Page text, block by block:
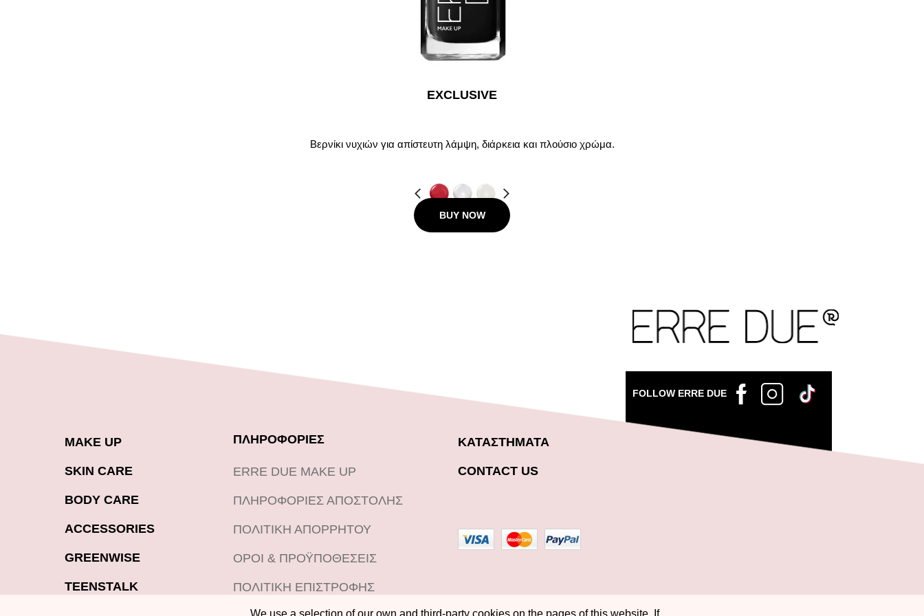
EXCLUSIVE
Βερνίκι νυχιών για απίστευτη λάμψη, διάρκεια και πλούσιο χρώμα.
Προηγούμενο Next
BUY NOW
FOLLOW ERRE DUE
MAKE UP
SKIN CARE
BODY CARE
ACCESSORIES
GREENWISE
TEENSTALK
ΠΛΗΡΟΦΟΡΙΕΣ
ERRE DUE MAKE UP
ΠΛΗΡΟΦΟΡΙΕΣ ΑΠΟΣΤΟΛΗΣ
ΠΟΛΙΤΙΚΗ ΑΠΟΡΡΗΤΟΥ
ΟΡΟΙ & ΠΡΟΫΠΟΘΕΣΕΙΣ
ΠΟΛΙΤΙΚΗ ΕΠΙΣΤΡΟΦΗΣ
ΠΡΟΪΟΝΤΩΝ
ΚΑΤΑΣΤΗΜΑΤΑ
CONTACT US